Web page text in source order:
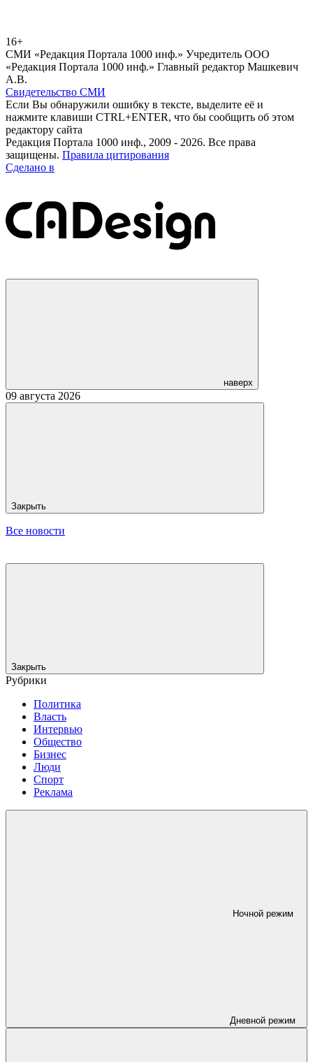
16+
СМИ «Редакция Портала 1000 инф.» Учредитель ООО
«Редакция Портала 1000 инф.» Главный редактор Машкевич
А.В.
Свидетельство СМИ
Если Вы обнаружили ошибку в тексте, выделите её и
нажмите клавиши CTRL+ENTER, что бы сообщить об этом
редактору сайта
Редакция Портала 1000 инф., 2009 - 2026. Все права
защищены. Правила цитирования
Сделано в
наверх
09 августа 2026
Закрыть
Все новости
Закрыть
Рубрики
Политика
Власть
Интервью
Общество
Бизнес
Люди
Спорт
Реклама
Ночной режим
Дневной режим